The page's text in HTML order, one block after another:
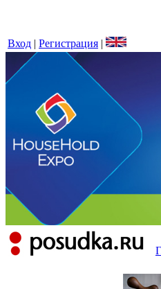
Вход | Регистрация |